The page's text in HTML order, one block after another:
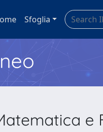
Sfoglia
e